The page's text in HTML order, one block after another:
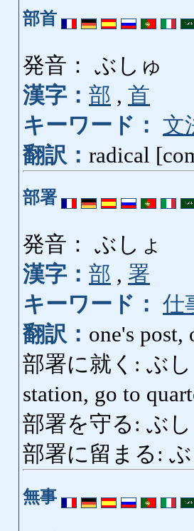
部首
発音： ぶしゅ
漢字： 部 , 首
キーワード：
文
翻訳： radical
部署
発音： ぶしょ
漢字： 部 , 署
キーワード： 仕
翻訳： one's post,
部署に就く: ぶし
station, go to
部署を守る: ぶ
部署に留まる:
無事